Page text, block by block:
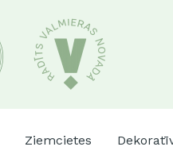
Ziemcietes